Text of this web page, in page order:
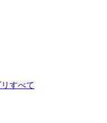
すべて